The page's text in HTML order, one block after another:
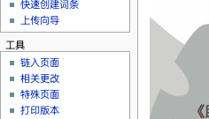
快速创建词条
上传向导
工具
链入页面
相关更改
特殊页面
打印版本